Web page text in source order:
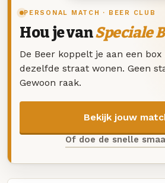
PERSONAL MATCH · BEER CLUB
Hou je vanSpeciale
De Beer koppelt je aan een
dezelfde straat wonen. Geen
Gewoon raak.
Bekijk jouw
Of doe de snelle